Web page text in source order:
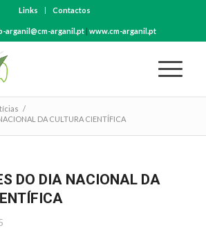
Links Contactos
arganil@cm-arganil.pt| www.cm-arganil.pt
/
DA CULTURA CIENTÍFICA
DO DIA NACIONAL DA